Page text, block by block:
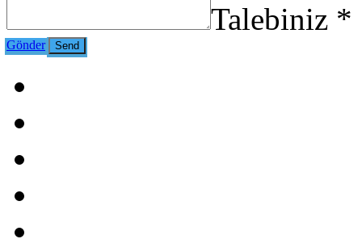
Talebiniz *
Gönder